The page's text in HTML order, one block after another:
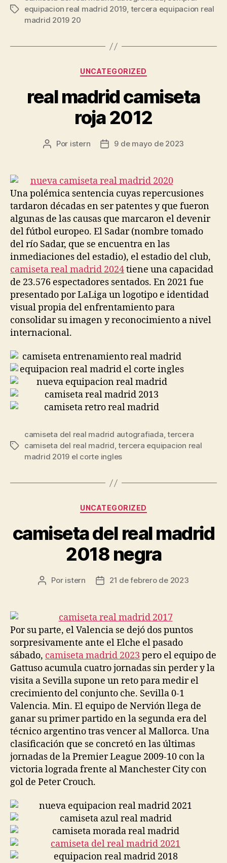
Etiquetas
equipacion real madrid 2019, tercera equipacion real
madrid 2019 20
Categorías
UNCATEGORIZED
real madrid camiseta
roja 2012
Autor
entrada
Por istern
Fecha
entrada
9 de mayo de 2023
Una polémica sentencia cuyas repercusiones
tardaron décadas en ser patentes y que fueron
algunas de las causas que marcaron el devenir
del fútbol europeo. El Sadar (nombre tomado
del río Sadar, que se encuentra en las
inmediaciones del estadio), el estadio del club,
camiseta real madrid 2024tiene una capacidad
de 23.576 espectadores sentados. En 2021 fue
presentado por LaLiga un logotipo e identidad
visual propia del enfrentamiento para
consolidar su imagen y reconocimiento a nivel
internacional.
Etiquetas
camiseta del real madrid autografiada,tercera
camiseta del real madrid,tercera equipacion real
madrid 2019 el corte ingles
Categorías
UNCATEGORIZED
camiseta del real madrid
2018 negra
Autor
entrada
Por istern
Fecha
entrada
21 de febrero de 2023
Por su parte, el Valencia se dejó dos puntos
sorpresivamente ante el Elche el pasado
sábado, camiseta madrid 2023 pero el equipo de
Gattuso acumula cuatro jornadas sin perder y la
visita a Sevilla supone un reto para medir el
crecimiento del conjunto che. Sevilla 0-1
Valencia. Min. El equipo de Nervión llega de
ganar su primer partido en la segunda era del
técnico argentino tras vencer al Mallorca. Una
clasificación que se concretó en las últimas
jornadas de la Premier League 2009-10 con la
victoria lograda frente al Manchester City con
gol de Peter Crouch.